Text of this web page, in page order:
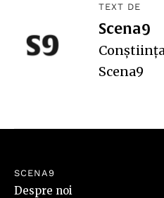
TEXT DE
Scena9
Scena9
SCENA9
Despre noi